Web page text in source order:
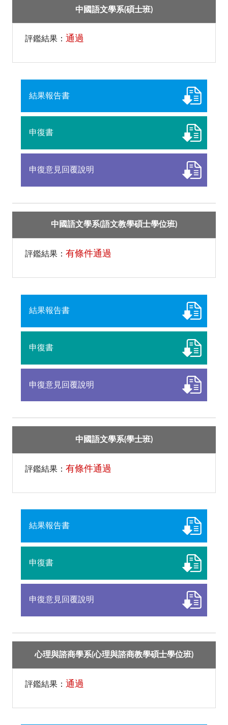
中國語文學系(碩士班)
評鑑結果： 通過
結果報告書
申復書
申復意見回覆說明
中國語文學系(語文教學碩士學位班)
評鑑結果： 有條件通過
結果報告書
申復書
申復意見回覆說明
中國語文學系(學士班)
評鑑結果： 有條件通過
結果報告書
申復書
申復意見回覆說明
心理與諮商學系(心理與諮商教學碩士學位班)
評鑑結果： 通過